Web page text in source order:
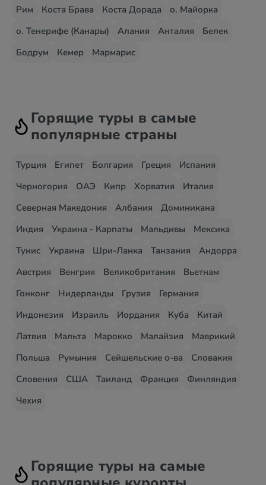
Рим Коста Брава Коста Дорада
о. Майорка
о. Тенерифе (Канары)
Алания Анталия
Белек
Бодрум
Кемер Мармарис
Горящие туры в самые
популярные страны
Турция Египет Болгария Греция
Испания
Черногория
ОАЭ Кипр Хорватия
Италия
Северная Македония
Албания
Доминикана
Индия
Украина - Карпаты Мальдивы
Мексика
Тунис
Украина Шри-Ланка Танзания
Андорра
Австрия
Венгрия Великобритания
Вьетнам
Гонконг
Нидерланды Грузия
Германия
Индонезия
Израиль Иордания Куба
Китай
Латвия
Мальта Марокко Малайзия
Маврикий
Польша
Румыния Сейшельские о-ва
Словакия
Словения
США Таиланд Франция
Финляндия
Чехия
Горящие туры на самые